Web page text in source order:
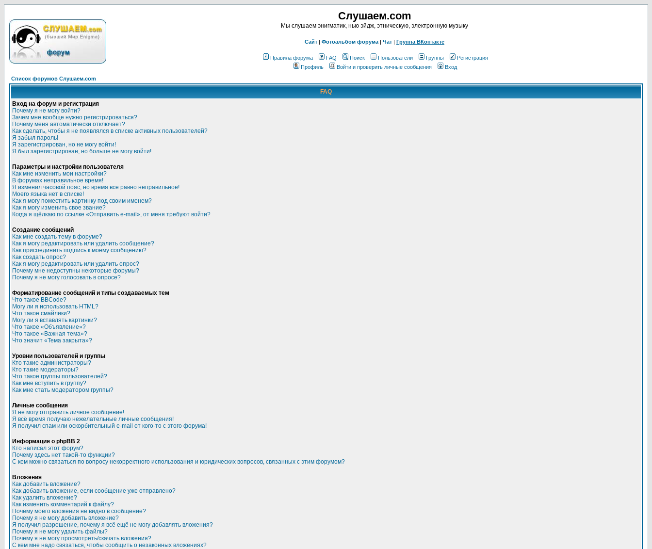
Слушаем.com
Мы слушаем энигматик, нью эйдж, этническую, электронную музыку
Сайт | Фотоальбом форума | Чат | Группа ВКонтакте
Правила форума FAQ Поиск Пользователи Группы
Регистрация
Профиль
Войти и проверить личные сообщения
Вход
Список форумов Слушаем.com
FAQ
Вход на форум и регистрация
Почему я не могу войти?
Зачем мне вообще нужно регистрироваться?
Почему меня автоматически отключает?
Как сделать, чтобы я не появлялся в списке активных пользователей?
Я забыл пароль!
Я зарегистрирован, но не могу войти!
Я был зарегистрирован, но больше не могу войти!
Параметры и настройки пользователя
Как мне изменить мои настройки?
В форумах неправильное время!
Я изменил часовой пояс, но время все равно неправильное!
Моего языка нет в списке!
Как я могу поместить картинку под своим именем?
Как я могу изменить свое звание?
Когда я щёлкаю по ссылке «Отправить e-mail», от меня требуют войти?
Создание сообщений
Как мне создать тему в форуме?
Как я могу редактировать или удалить сообщение?
Как присоединить подпись к моему сообщению?
Как создать опрос?
Как я могу редактировать или удалить опрос?
Почему мне недоступны некоторые форумы?
Почему я не могу голосовать в опросе?
Форматирование сообщений и типы создаваемых тем
Что такое BBCode?
Могу ли я использовать HTML?
Что такое смайлики?
Могу ли я вставлять картинки?
Что такое «Объявление»?
Что такое «Важная тема»?
Что значит «Тема закрыта»?
Уровни пользователей и группы
Кто такие администраторы?
Кто такие модераторы?
Что такое группы пользователей?
Как мне вступить в группу?
Как мне стать модератором группы?
Личные сообщения
Я не могу отправить личное сообщение!
Я всё время получаю нежелательные личные сообщения!
Я получил спам или оскорбительный e-mail от кого-то с этого форума!
Информация о phpBB 2
Кто написал этот форум?
Почему здесь нет такой-то функции?
С кем можно связаться по вопросу некорректного использования и юридических вопросов, связанных с этим форумом?
Вложения
Как добавить вложение?
Как добавить вложение, если сообщение уже отправлено?
Как удалить вложение?
Как изменить комментарий к файлу?
Почему моего вложения не видно в сообщение?
Почему я не могу добавить вложение?
Я получил разрешение, почему я всё ещё не могу добавлять вложения?
Почему я не могу удалить файлы?
Почему я не могу просмотреть/скачать вложения?
С кем мне надо связаться, чтобы сообщить о незаконных вложениях?